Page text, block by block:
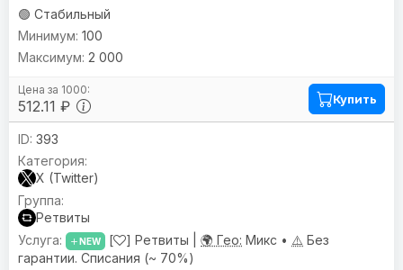
🟢 Стабильный
512.11 ₽
100
2 000
Купить
393
X (Twitter)
Ретвиты
NEW [ ] Ретвиты | 🌍 Гео: Микс • ⚠️ Без
гарантии. Списания (~ 70%)